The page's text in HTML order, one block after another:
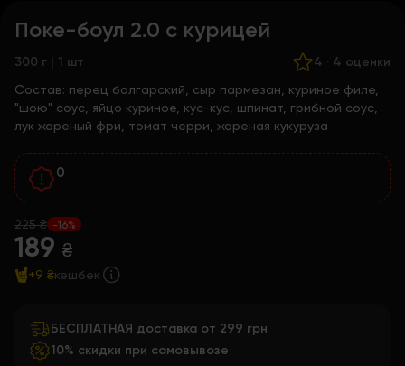
Поке-боул 2.0 с курицей
300 г | 1 шт 4 · 4 оценки
Состав: перец болгарский, сыр пармезан, куриное филе,
"шою" соус, яйцо куриное, кус-кус, шпинат, грибной соус,
лук жареный фри, томат черри, жареная кукуруза
0
225 ₴ -16%
189 ₴
+9 ₴кешбек
БЕСПЛАТНАЯ доставка от 299 грн
10% скидки при самовывозе